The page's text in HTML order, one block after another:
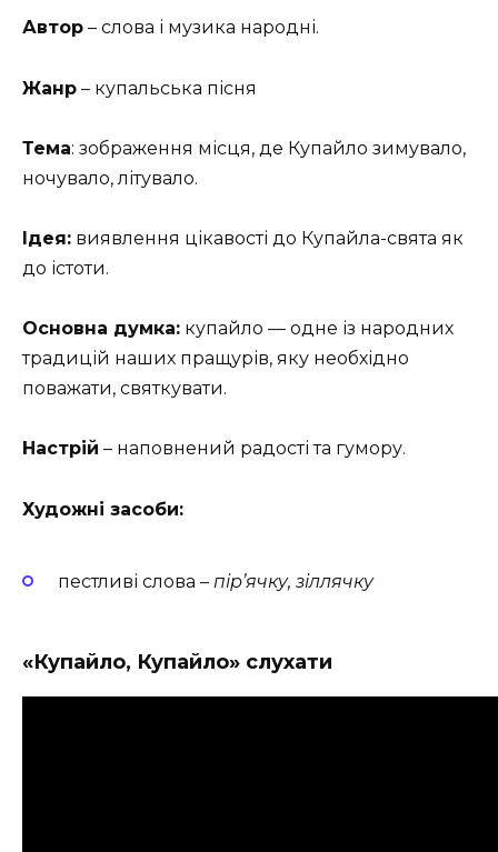
Автор – слова і музика народні.
Жанр – купальська пісня
Тема: зображення місця, де Купайло зимувало,
ночувало, літувало.
Ідея: виявлення цікавості до Купайла-свята як
до істоти.
Основна думка: купайло — одне із народних
традицій наших пращурів, яку необхідно
поважати, святкувати.
Настрій – наповнений радості та гумору.
Художні засоби:
пестливі слова – пір’ячку, зіллячку
«Купайло, Купайло» слухати